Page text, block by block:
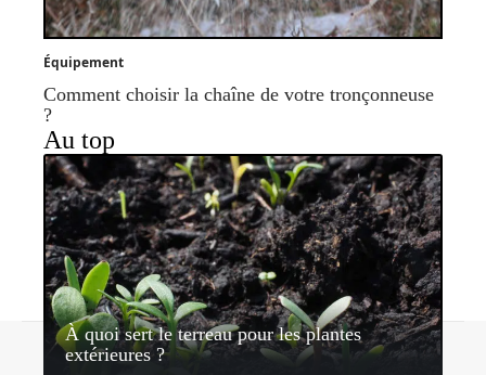
Équipement
Comment choisir la chaîne de votre tronçonneuse
?
Au top
À quoi sert le terreau pour les plantes
extérieures ?
Contact Mentions légales Sitemap